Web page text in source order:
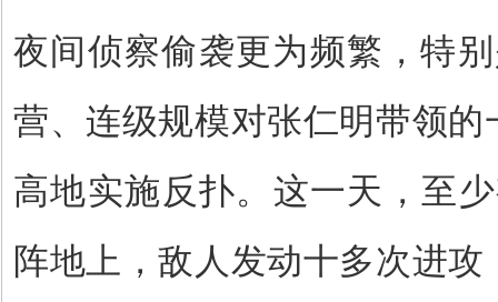
夜间侦察偷袭更为频繁，特
营、连级规模对张仁明带领的
高地实施反扑。这一天，至
阵地上，敌人发动十多次进